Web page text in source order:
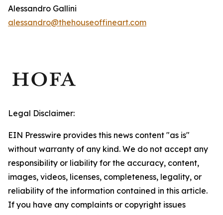
Alessandro Gallini
alessandro@thehouseoffineart.com
Legal Disclaimer:
EIN Presswire provides this news content "as is"
without warranty of any kind. We do not accept any
responsibility or liability for the accuracy, content,
images, videos, licenses, completeness, legality, or
reliability of the information contained in this article.
If you have any complaints or copyright issues